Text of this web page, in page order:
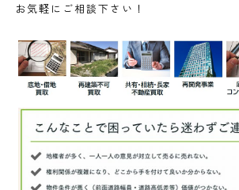
お気軽にご相談下さい！